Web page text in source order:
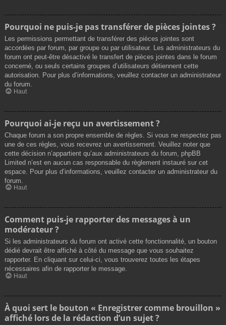
Pourquoi ne puis-je pas transférer de pièces jointes ?
Les permissions permettant de transférer des pièces jointes sont
accordées par forum, par groupe ou par utilisateur. Les administrateurs du
forum ont peut-être désactivé le transfert de pièces jointes dans le forum
concerné, ou seuls certains groupes d’utilisateurs détiennent cette
autorisation. Pour plus d’informations, veuillez contacter un administrateur
du forum.
Haut
Pourquoi ai-je reçu un avertissement ?
Chaque forum a son propre ensemble de règles. Si vous ne respectez pas
une de ces règles, vous recevrez un avertissement. Veuillez noter que
cette décision n’appartient qu’aux administrateurs du forum, phpBB
Limited n’est en aucun cas responsable du règlement instauré sur cet
espace. Pour plus d’informations, veuillez contacter un administrateur du
forum.
Haut
Comment puis-je rapporter des messages à un
modérateur ?
Si les administrateurs du forum ont activé cette fonctionnalité, un bouton
dédié devrait être affiché à côté du message que vous souhaitez
rapporter. En cliquant sur celui-ci, vous trouverez toutes les étapes
nécessaires afin de rapporter le message.
Haut
À quoi sert le bouton « Enregistrer comme brouillon »
affiché lors de la rédaction d’un sujet ?